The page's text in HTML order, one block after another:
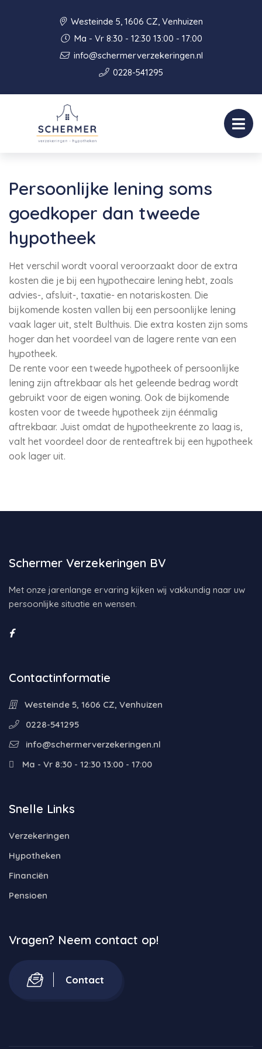
Westeinde 5, 1606 CZ, Venhuizen
Ma - Vr 8:30 - 12:30 13:00 - 17:00
info@schermerverzekeringen.nl
0228-541295
Persoonlijke lening soms
goedkoper dan tweede
hypotheek
Het verschil wordt vooral veroorzaakt door de extra
kosten die je bij een hypothecaire lening hebt, zoals
advies-, afsluit-, taxatie- en notariskosten. Die
bijkomende kosten vallen bij een persoonlijke lening
vaak lager uit, stelt Bulthuis. Die extra kosten zijn soms
hoger dan het voordeel van de lagere rente van een
hypotheek.
De rente voor een tweede hypotheek of persoonlijke
lening zijn aftrekbaar als het geleende bedrag wordt
gebruikt voor de eigen woning. Ook de bijkomende
kosten voor de tweede hypotheek zijn éénmalig
aftrekbaar. Juist omdat de hypotheekrente zo laag is,
valt het voordeel door de renteaftrek bij een hypotheek
ook lager uit.
Schermer Verzekeringen BV
Met onze jarenlange ervaring kijken wij vakkundig naar uw
persoonlijke situatie en wensen.
Contactinformatie
Westeinde 5, 1606 CZ, Venhuizen
0228-541295
info@schermerverzekeringen.nl
Ma - Vr 8:30 - 12:30 13:00 - 17:00
Snelle Links
Verzekeringen
Hypotheken
Financiën
Pensioen
Vragen? Neem contact op!
Contact